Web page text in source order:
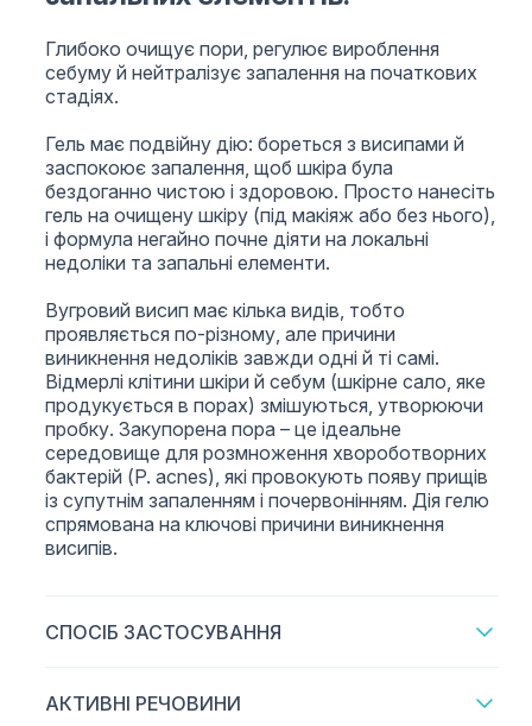
Глибоко очищує пори, регулює вироблення
себуму й нейтралізує запалення на початкових
стадіях.
Гель має подвійну дію: бореться з висипами й
заспокоює запалення, щоб шкіра була
бездоганно чистою і здоровою. Просто нанесіть
гель на очищену шкіру (під макіяж або без нього),
і формула негайно почне діяти на локальні
недоліки та запальні елементи.
Вугровий висип має кілька видів, тобто
проявляється по-різному, але причини
виникнення недоліків завжди одні й ті самі.
Відмерлі клітини шкіри й себум (шкірне сало, яке
продукується в порах) змішуються, утворюючи
пробку. Закупорена пора – це ідеальне
середовище для розмноження хвороботворних
бактерій (P. acnes), які провокують появу прищів
із супутнім запаленням і почервонінням. Дія гелю
спрямована на ключові причини виникнення
висипів.
СПОСІБ ЗАСТОСУВАННЯ
АКТИВНІ РЕЧОВИНИ